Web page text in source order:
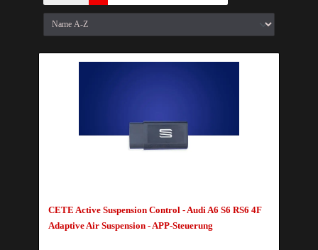
CETE Active Suspension Control - Audi A6 S6 RS6 4F
Adaptive Air Suspension - APP-Steuerung